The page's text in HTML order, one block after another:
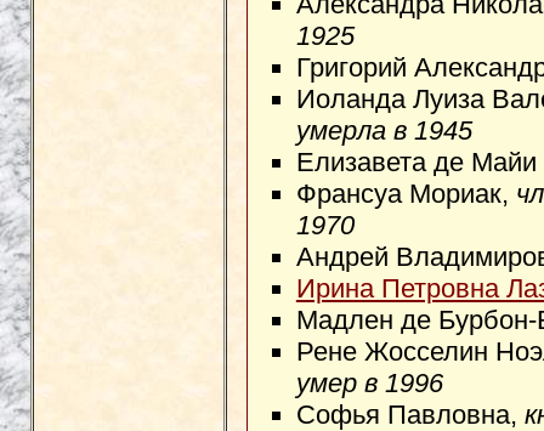
1925
Григорий
Иоланда Луиза
умерла в 1945
Елизавета де
Франсуа Мориак,
1970
Андрей
Ирина Петровна
Мадлен де
Рене Жосселин
умер в 1996
Софья Павловна,